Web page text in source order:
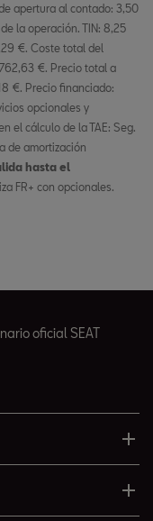
apertura al contado: 3,50
la operación. TIN: 8,25
€. Coste total del
€. Precio total a
€. Precio financiado:
opcionales y
el cálculo de la TAE: Seg.
de amortización
hasta el
FR+ con opcionales.
oficial SEAT